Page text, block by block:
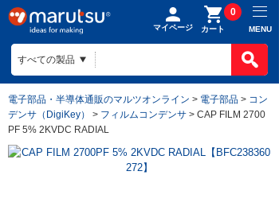
マイページ カート
0
MENU
電子部品・半導体通販のマルツオンライン > 電子部品 > コン
デンサ（DigiKey）
> フィルムコンデンサ > CAP FILM 2700
PF 5% 2KVDC RADIAL